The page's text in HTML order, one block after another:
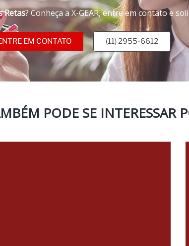
Retas? Conheça a X-GEAR, entre em contato e
EM CONTATO (11) 2955-6612
PODE SE INTERESSAR